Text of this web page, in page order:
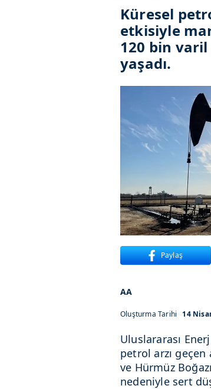
Küresel
etkisiyle
120 bin
yaşadı.
Paylaş
AA
Oluşturma Tarihi 14
Uluslararası
petrol arzı geçen
ve Hürmüz
nedeniyle sert